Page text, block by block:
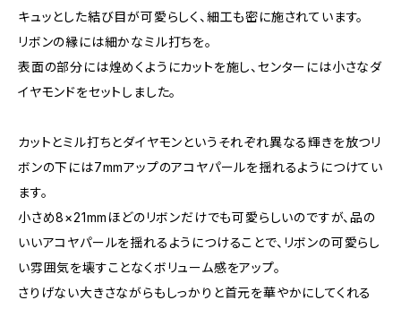
キュッとした結び目が可愛らしく、細工も密に施されています。
リボンの縁には細かなミル打ちを。
表面の部分には煌めくようにカットを施し、センターには小さなダ
イヤモンドをセットしました。
カットとミル打ちとダイヤモンというそれぞれ異なる輝きを放つリ
ボンの下には7mmアップのアコヤパールを揺れるようにつけてい
ます。
小さめ8×21mmほどのリボンだけでも可愛らしいのですが、品の
いいアコヤパールを揺れるようにつけることで、リボンの可愛らし
い雰囲気を壊すことなくボリューム感をアップ。
さりげない大きさながらもしっかりと首元を華やかにしてくれる